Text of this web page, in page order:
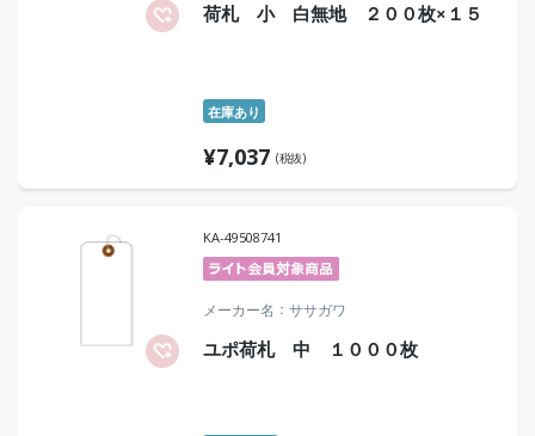
荷札 小 白無地 ２００枚×１５
在庫あり
¥7,037 (税抜)
KA-49508741
メーカー名 ササガワ
ユポ荷札 中 １０００枚